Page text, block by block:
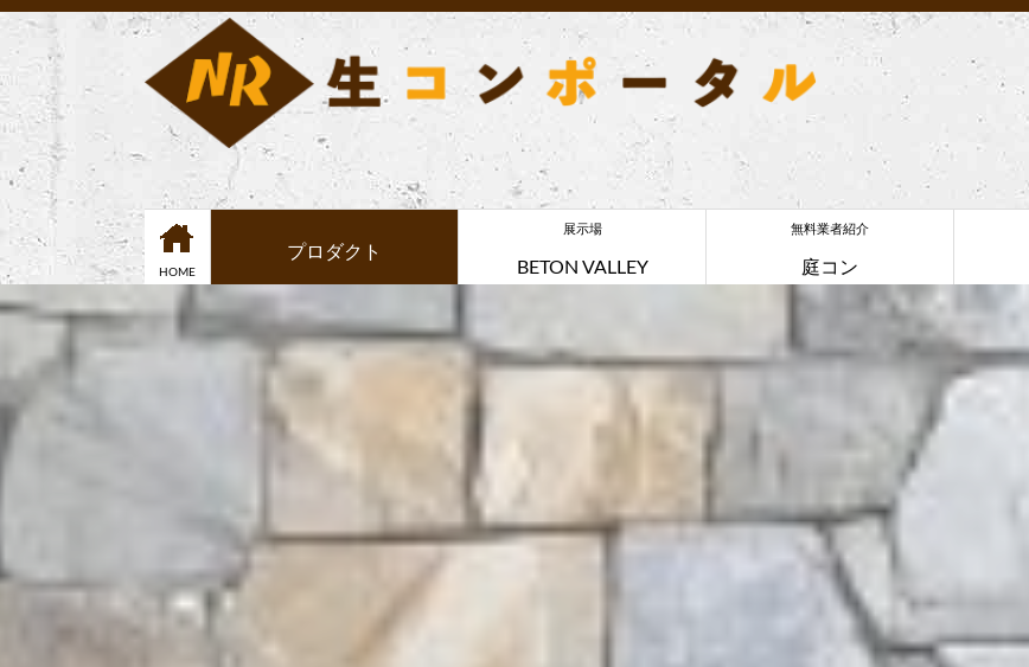
HOME
プロダクト
展示場
BETON VALLEY
無料業者紹介
庭コン